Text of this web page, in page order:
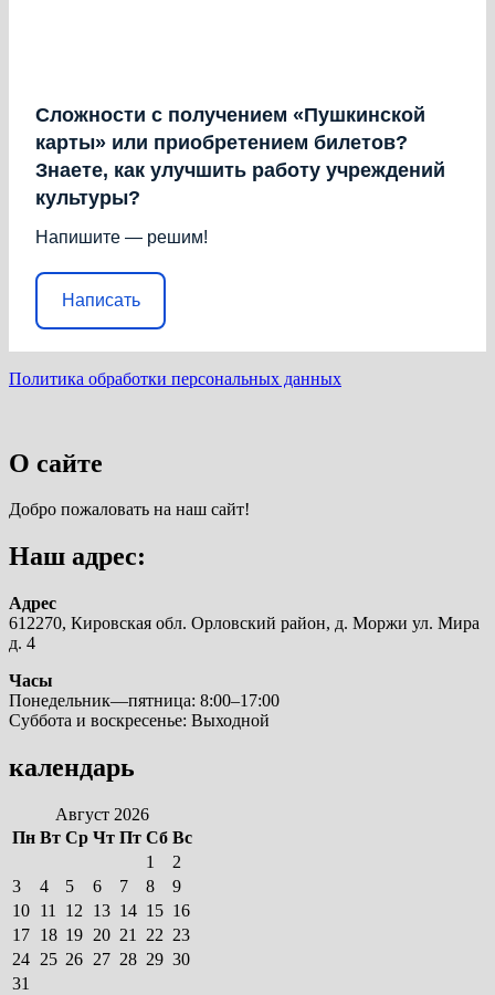
Сложности с получением «Пушкинской
карты» или приобретением билетов?
Знаете, как улучшить работу учреждений
культуры?
Напишите — решим!
Написать
Политика обработки персональных данных
О сайте
Добро пожаловать на наш сайт!
Наш адрес:
Адрес
612270, Кировская обл. Орловский район, д. Моржи ул. Мира
д. 4
Часы
Понедельник—пятница: 8:00–17:00
Суббота и воскресенье: Выходной
календарь
Август 2026
Пн Вт Ср Чт Пт Сб Вс
1
2
3
4 5 6 7 8
9
10 11 12 13 14 15 16
17 18 19 20 21 22 23
24 25 26 27 28 29 30
31